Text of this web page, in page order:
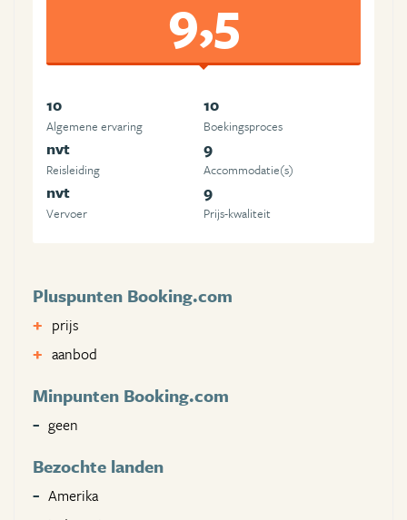
9,5
10
Algemene ervaring
10
Boekingsproces
nvt
Reisleiding
9
Accommodatie(s)
nvt
Vervoer
9
Prijs-kwaliteit
Pluspunten Booking.com
prijs
aanbod
Minpunten Booking.com
geen
Bezochte landen
Amerika